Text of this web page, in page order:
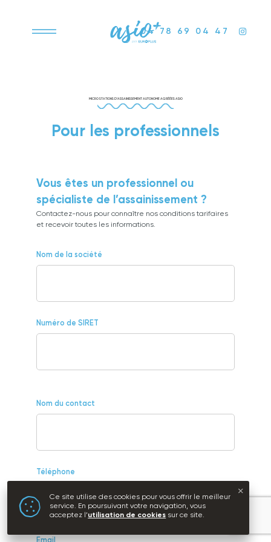
04 78 69 04 47
MICRO STATIONS D’ASSAINISSEMENT AUTONOME AGRÉÉES ASIO
Pour les professionnels
Vous êtes un professionnel ou
spécialiste de l’assainissement ?
Contactez-nous pour connaître nos conditions tarifaires
et recevoir toutes les informations.
Nom de la société
Numéro de SIRET
Nom du contact
Téléphone
Email
Ce site utilise des cookies pour vous offrir le meilleur
service. En poursuivant votre navigation, vous
acceptez l’utilisation de cookies sur ce site.